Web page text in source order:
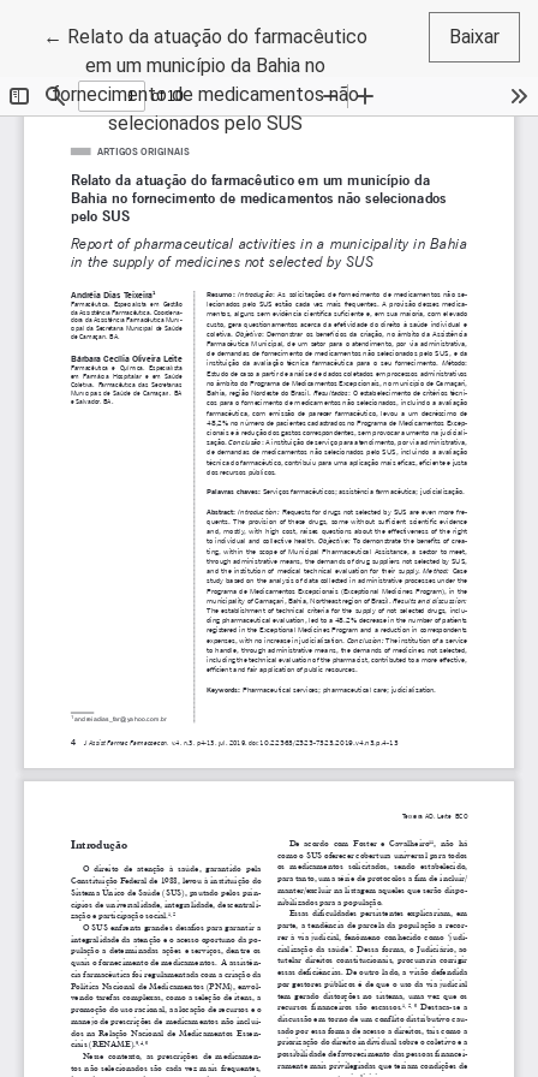
← Voltar aos Detalhes do Artigo
Relato da atuação do farmacêutico
em um município da Bahia no
fornecimento de medicamentos não
selecionados pelo SUS
Baixar